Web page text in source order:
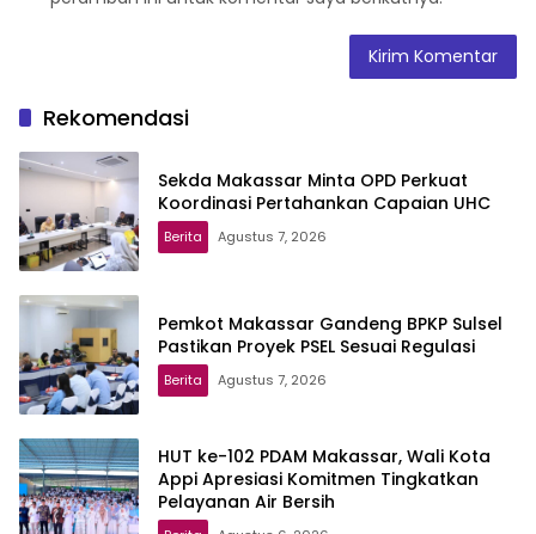
Rekomendasi
Sekda Makassar Minta OPD Perkuat
Koordinasi Pertahankan Capaian UHC
Berita Agustus 7, 2026
Pemkot Makassar Gandeng BPKP Sulsel
Pastikan Proyek PSEL Sesuai Regulasi
Berita Agustus 7, 2026
HUT ke-102 PDAM Makassar, Wali Kota
Appi Apresiasi Komitmen Tingkatkan
Pelayanan Air Bersih